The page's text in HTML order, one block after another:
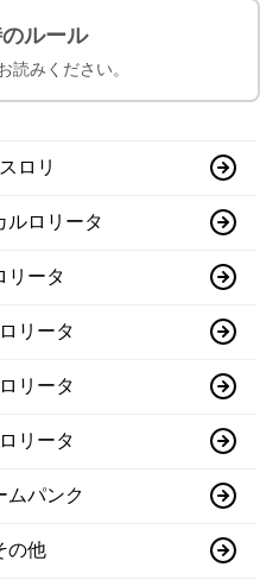
ルール
読みください。
ロリ
ルロリータ
リータ
リータ
リータ
リータ
ムパンク
の他